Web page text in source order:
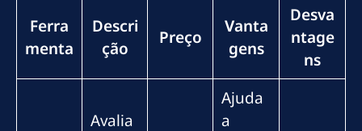
Ferra
menta
Descri
ção
Preço
Vanta
gens
Desva
ntage
ns
Avalia
Ajuda
a